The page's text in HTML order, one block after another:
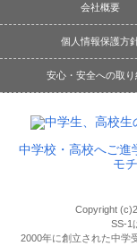
会社概要
個人情報保護方
安心・安全への取り
中学校・高校へご進
モ
Copyright
SS-1
2000年に創立された中学